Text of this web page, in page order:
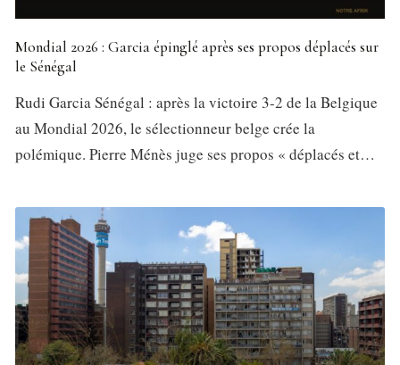
Mondial 2026 : Garcia épinglé après ses propos déplacés sur
le Sénégal
Rudi Garcia Sénégal : après la victoire 3-2 de la Belgique
au Mondial 2026, le sélectionneur belge crée la
polémique. Pierre Ménès juge ses propos « déplacés et…